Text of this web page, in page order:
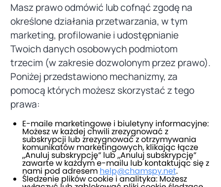
Masz prawo odmówić lub cofnąć zgodę na
określone działania przetwarzania, w tym
marketing, profilowanie i udostępnianie
Twoich danych osobowych podmiotom
trzecim (w zakresie dozwolonym przez prawo).
Poniżej przedstawiono mechanizmy, za
pomocą których możesz skorzystać z tego
prawa:
E-maile marketingowe i biuletyny informacyjne:
Możesz w każdej chwili zrezygnować z
subskrypcji lub zrezygnować z otrzymywania
komunikatów marketingowych, klikając łącze
„Anuluj subskrypcję” lub „Anuluj subskrypcję”
zawarte w każdym e-mailu lub kontaktując się z
nami pod adresem help@chamspy.net.
Śledzenie plików cookie i analityka: Możesz